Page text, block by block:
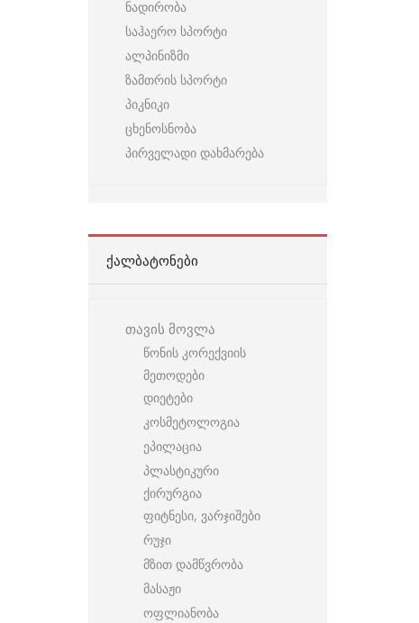
ნადირობა
საჰაერო სპორტი
ალპინიზმი
ზამთრის სპორტი
პიკნიკი
ცხენოსნობა
პირველადი დახმარება
ᲥᲐᲚᲑᲐᲢᲝᲜᲔᲑᲘ
თავის მოვლა
წონის კორექვიის
მეთოდები
დიეტები
კოსმეტოლოგია
ეპილაცია
პლასტიკური
ქირურგია
ფიტნესი, ვარჯიშები
რუჯი
მზით დამწვრობა
მასაჟი
ოფლიანობა